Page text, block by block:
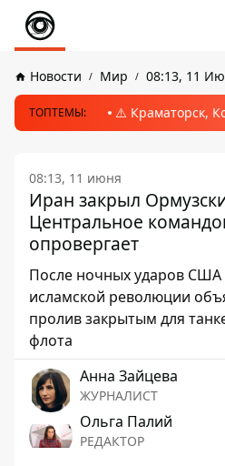
Новости Мир 08:13, 11
ТОПТЕМЫ: ⚠️ Краматорск,
08:13, 11 июня
Иран закрыл
Центральное
опровергает
После ночных ударов США
исламской революции
пролив закрытым для
флота
Анна Зайцева
ЖУРНАЛИСТ
Ольга Палий
РЕДАКТОР